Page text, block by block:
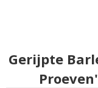
Gerijpte